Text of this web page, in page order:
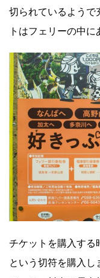
切られているようで
トはフェリーの中に
チケットを購入する
という切符を購入